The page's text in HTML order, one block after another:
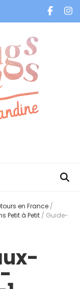
en France /
Petit à Petit / Guide-